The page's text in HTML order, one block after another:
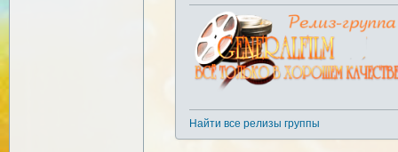
Найти все релизы группы